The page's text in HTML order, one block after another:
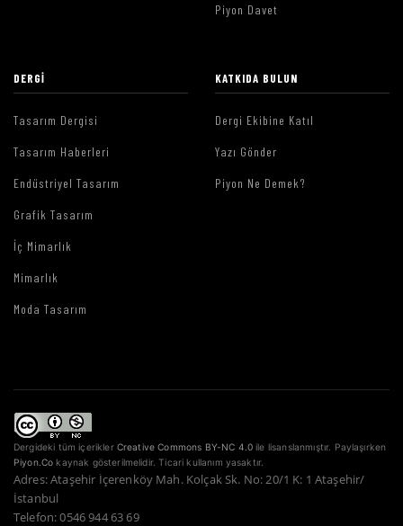
Piyon Davet
DERGI
Tasarım Dergisi
Tasarım Haberleri
Endüstriyel Tasarım
Grafik Tasarım
İç Mimarlık
Mimarlık
Moda Tasarım
KATKIDA BULUN
Dergi Ekibine Katıl
Yazı Gönder
Piyon Ne Demek?
Dergideki tüm içerikler Creative Commons BY-NC 4.0 ile lisanslanmıştır. Paylaşırken
Piyon.Co kaynak gösterilmelidir. Ticari kullanım yasaktır.
Adres: Ataşehir İçerenköy Mah. Kolçak Sk. No: 20/1 K: 1 Ataşehir/
İstanbul
Telefon: 0546 944 63 69